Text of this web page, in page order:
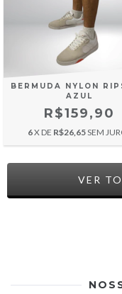
BERMUDA NYLON
AZUL
R$159,90
6X DE R$26,65SEM
VER